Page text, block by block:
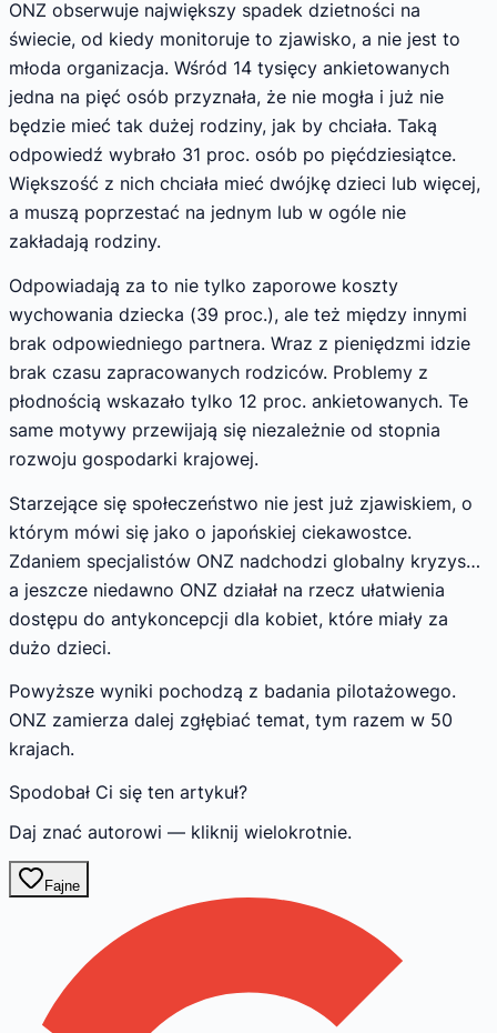
ONZ obserwuje największy spadek dzietności na
świecie, od kiedy monitoruje to zjawisko, a nie jest to
młoda organizacja. Wśród 14 tysięcy ankietowanych
jedna na pięć osób przyznała, że nie mogła i już nie
będzie mieć tak dużej rodziny, jak by chciała. Taką
odpowiedź wybrało 31 proc. osób po pięćdziesiątce.
Większość z nich chciała mieć dwójkę dzieci lub więcej,
a muszą poprzestać na jednym lub w ogóle nie
zakładają rodziny.
Odpowiadają za to nie tylko zaporowe koszty
wychowania dziecka (39 proc.), ale też między innymi
brak odpowiedniego partnera. Wraz z pieniędzmi idzie
brak czasu zapracowanych rodziców. Problemy z
płodnością wskazało tylko 12 proc. ankietowanych. Te
same motywy przewijają się niezależnie od stopnia
rozwoju gospodarki krajowej.
Starzejące się społeczeństwo nie jest już zjawiskiem, o
którym mówi się jako o japońskiej ciekawostce.
Zdaniem specjalistów ONZ nadchodzi globalny kryzys…
a jeszcze niedawno ONZ działał na rzecz ułatwienia
dostępu do antykoncepcji dla kobiet, które miały za
dużo dzieci.
Powyższe wyniki pochodzą z badania pilotażowego.
ONZ zamierza dalej zgłębiać temat, tym razem w 50
krajach.
Spodobał Ci się ten artykuł?
Daj znać autorowi — kliknij wielokrotnie.
Fajne